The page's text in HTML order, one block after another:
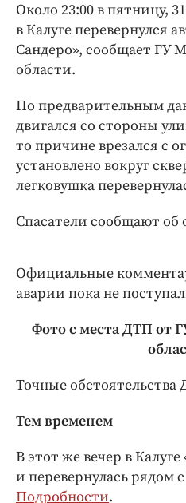
Бренд года
Работодатель года
Около 23:00 в пятницу,
в Калуге перевернулся
Сандеро», сообщает ГУ
области.
По предварительным
двигался со стороны
то причине врезался с
установлено вокруг
легковушка
Спасатели сообщают
Официальные
аварии пока не
Фото с места ДТП от
Точные обстоятельства
Тем временем
В этот же вечер в
и перевернулась рядом
Подробности.